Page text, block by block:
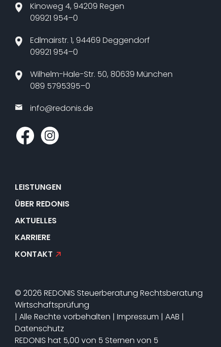
Kinoweg 4, 94209 Regen
09921 954–0
Edlmairstr. 1, 94469 Deggendorf
09921 954–0
Wilhelm-Hale-Str. 50, 80639 München
089 5795395–0
info@​redonis.​de
LEISTUNGEN
ÜBER REDONIS
AKTUELLES
KARRIERE
KONTAKT
© 2026 REDONIS Steuerberatung Rechtsberatung
Wirtschaftsprüfung
| Alle Rechte vorbehalten | Impressum | AAB |
Datenschutz
REDONIS hat 5,00 von 5 Sternen von 5